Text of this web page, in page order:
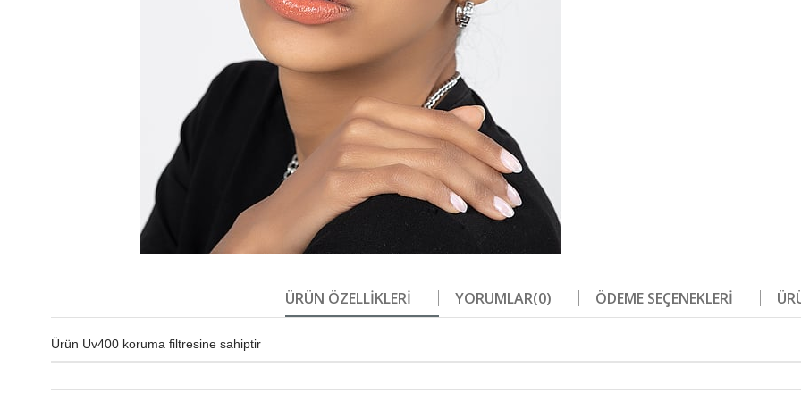
ÜRÜN ÖZELLIKLERI YORUMLAR(0) ÖDEME SEÇENEKLERI
Ürün Uv400 koruma filtresine sahiptir